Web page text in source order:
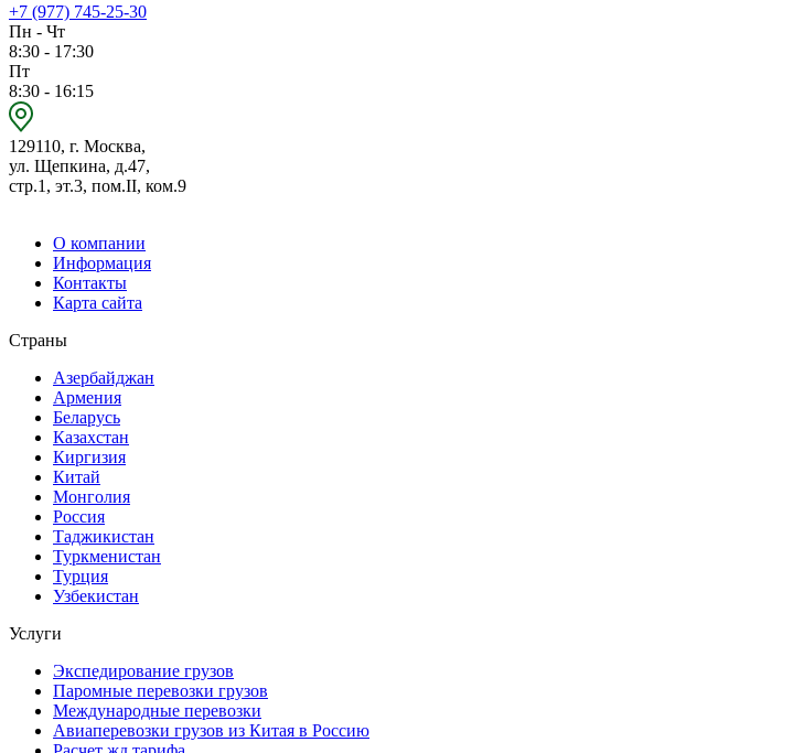
+7 (977) 745-25-30
Пн - Чт
8:30 - 17:30
Пт
8:30 - 16:15
129110, г. Москва,
ул. Щепкина, д.47,
стр.1, эт.3, пом.II, ком.9
О компании
Информация
Контакты
Карта сайта
Страны
Азербайджан
Армения
Беларусь
Казахстан
Киргизия
Китай
Монголия
Россия
Таджикистан
Туркменистан
Турция
Узбекистан
Услуги
Экспедирование грузов
Паромные перевозки грузов
Международные перевозки
Авиаперевозки грузов из Китая в Россию